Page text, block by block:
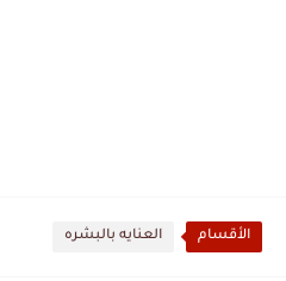
الأقسام العنايه بالبشره